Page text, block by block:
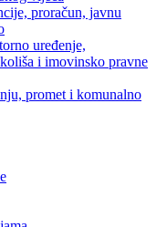
proračun, javnu
uređenje,
i imovinsko pravne
promet i komunalno